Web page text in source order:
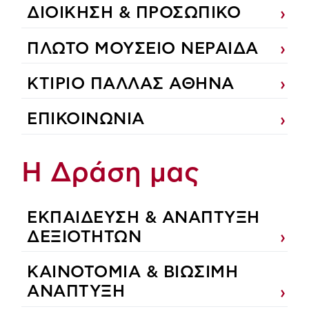
ΔΙΟΙΚΗΣΗ & ΠΡΟΣΩΠΙΚΟ
ΠΛΩΤΟ ΜΟΥΣΕΙΟ ΝΕΡΑΙΔΑ
ΚΤΙΡΙΟ ΠΑΛΛΑΣ ΑΘΗΝΑ
ΕΠΙΚΟΙΝΩΝΙΑ
Η Δράση μας
ΕΚΠΑIΔΕΥΣΗ & ΑΝΑΠΤΥΞΗ
ΔΕΞΙΟΤΗΤΩΝ
ΚΑΙΝΟΤΟΜΙΑ & ΒΙΩΣΙΜΗ
ΑΝΑΠΤΥΞΗ